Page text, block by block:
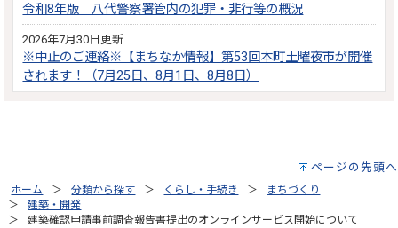
令和8年版 八代警察署管内の犯罪・非行等の概況
2026年7月30日更新
※中止のご連絡※【まちなか情報】第53回本町土曜夜市が開催
されます！（7月25日、8月1日、8月8日）
ページの先頭へ
ホーム 分類から探す くらし・手続き
まちづくり
建築・開発
建築確認申請事前調査報告書提出のオンラインサービス開始について